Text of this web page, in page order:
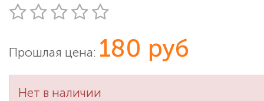
Прошлая цена: 180 руб
Нет в наличии